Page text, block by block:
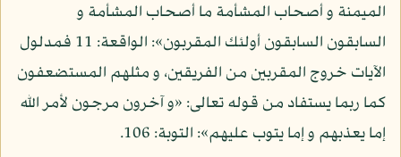
الميمنة و أصحاب المشأمة ما أصحاب المشأمة و
السابقون السابقون أولئك المقربون»: الواقعة: 11 فمدلول
الآيات خروج المقربين من الفريقين، و مثلهم المستضعفون
كما ربما يستفاد من قوله تعالى: «و آخرون مرجون لأمر الله
إما يعذبهم و إما يتوب عليهم»: التوبة: 106.